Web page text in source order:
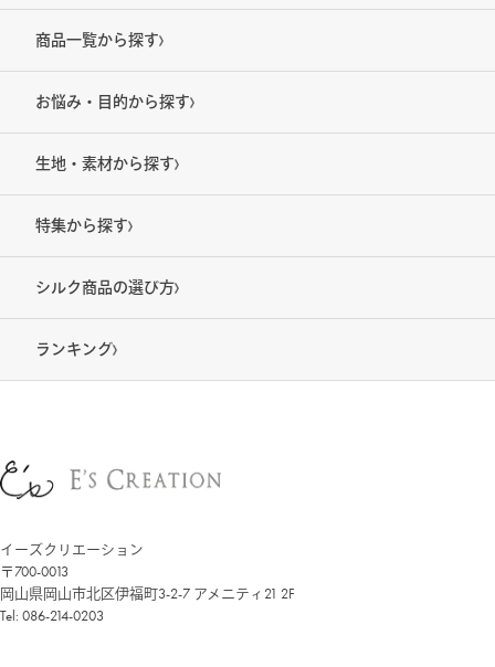
商品一覧から探す
お悩み・目的から探す
生地・素材から探す
特集から探す
シルク商品の選び方
ランキング
イーズクリエーション
〒700-0013
岡山県岡山市北区伊福町3-2-7 アメニティ21 2F
Tel: 086-214-0203